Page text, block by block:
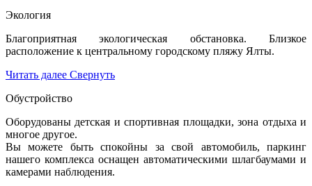
Экология
Благоприятная экологическая обстановка. Близкое
расположение к центральному городскому пляжу Ялты.
Читать далее Свернуть
Обустройство
Оборудованы детская и спортивная площадки, зона отдыха и
многое другое.
Вы можете быть спокойны за свой автомобиль, паркинг
нашего комплекса оснащен автоматическими шлагбаумами и
камерами наблюдения.